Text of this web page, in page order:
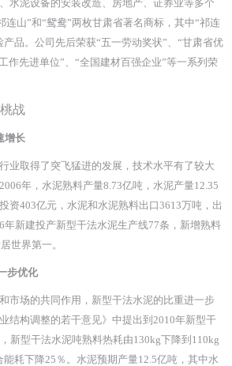
水泥设备的安装改造、房地产、证券业等多个
连山”和“鸳鸯”两枚甘肃省著名商标，其中“祁连
品。公司先后荣获“五一劳动奖状”、“甘肃省优
作先进单位”、“全国建材百强企业”等一系列荣
战
增长
业取得了突飞猛进的发展，技术水平有了较大
年，水泥熟料产量8.73亿吨，水泥产量12.35
资403亿元，水泥和水泥熟料出口3613万吨，出
年新建投产新型干法水泥生产线77条，新增熟料
世界第一。
步优化
市场的共同作用，新型干法水泥的比重进一步
结构调整的若干意见》中提出到2010年新型干
新型干法水泥吨熟料热耗由130kg下降到110kg
耗下降25％。水泥预期产量12.5亿吨，其中水